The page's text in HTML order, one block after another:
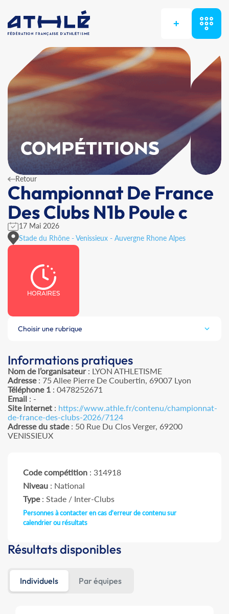
+
COMPÉTITIONS
Retour
Championnat De France
Des Clubs N1b Poule c
17 Mai 2026
Stade du Rhône - Venissieux - Auvergne Rhone Alpes
HORAIRES
Choisir une rubrique
Informations pratiques
Nom de l’organisateur: LYON ATHLETISME
Adresse: 75 Allee Pierre De Coubertin, 69007 Lyon
Téléphone 1 : 0478252671
Email : -
Site internet : https://www.athle.fr/contenu/championnat-
de-france-des-clubs-2026/7124
Adresse du stade: 50 Rue Du Clos Verger, 69200
VENISSIEUX
Code compétition : 314918
Niveau : National
Type: Stade / Inter-Clubs
Personnes à contacter en cas d'erreur de contenu sur
calendrier ou résultats
Résultats disponibles
Individuels Par équipes